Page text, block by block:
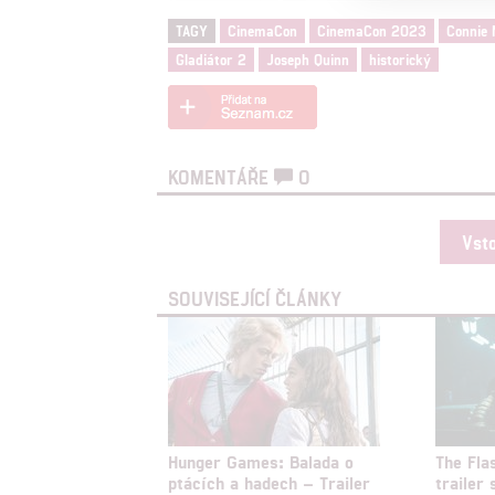
TAGY CinemaCon CinemaCon 2023 Connie
Gladiátor 2
Joseph Quinn historický
KOMENTÁŘE 0
SOUVISEJÍCÍ ČLÁNKY
Hunger Games: Balada o
ptácích a hadech – Trailer
The
trailer
služeb